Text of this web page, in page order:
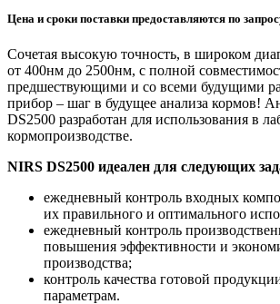
Цена и сроки поставки предоставляются по
Сочетая высокую точность, в широком
от 400нм до 2500нм, с полной
предшествующими и со всеми будущими
прибор – шаг в будущее анализа кормов!
DS2500 разработан для использования в
кормопроизводстве.
NIRS DS2500 идеален для следующих
ежедневный контроль входных
их правильного и оптимального
ежедневный контроль
повышения эффективности и
производства;
контроль качества готовой
параметрам.